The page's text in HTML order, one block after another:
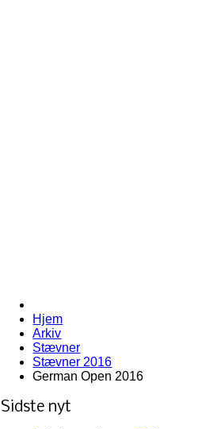
Hjem
Arkiv
Stævner
Stævner 2016
German Open 2016
Sidste nyt